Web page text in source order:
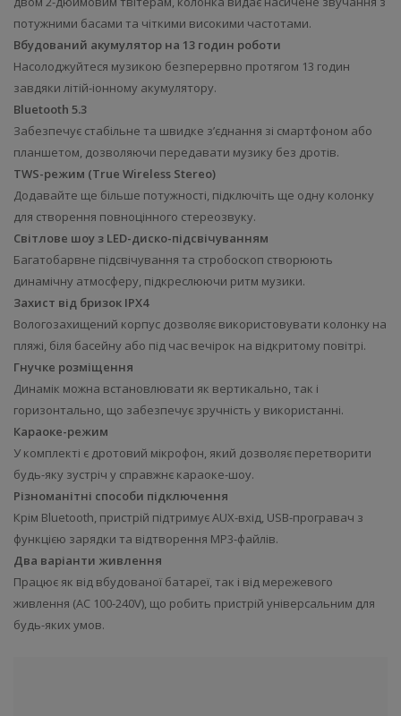
потужними басами та чіткими високими частотами.
Вбудований акумулятор на 13 годин роботи
Насолоджуйтеся музикою безперервно протягом 13 годин
завдяки літій-іонному акумулятору.
Bluetooth 5.3
Забезпечує стабільне та швидке з’єднання зі смартфоном або
планшетом, дозволяючи передавати музику без дротів.
TWS-режим (True Wireless Stereo)
Додавайте ще більше потужності, підключіть ще одну колонку
для створення повноцінного стереозвуку.
Світлове шоу з LED-диско-підсвічуванням
Багатобарвне підсвічування та стробоскоп створюють
динамічну атмосферу, підкреслюючи ритм музики.
Захист від бризок IPX4
Вологозахищений корпус дозволяє використовувати колонку на
пляжі, біля басейну або під час вечірок на відкритому повітрі.
Гнучке розміщення
Динамік можна встановлювати як вертикально, так і
горизонтально, що забезпечує зручність у використанні.
Караоке-режим
У комплекті є дротовий мікрофон, який дозволяє перетворити
будь-яку зустріч у справжнє караоке-шоу.
Різноманітні способи підключення
Крім Bluetooth, пристрій підтримує AUX-вхід, USB-програвач з
функцією зарядки та відтворення MP3-файлів.
Два варіанти живлення
Працює як від вбудованої батареї, так і від мережевого
живлення (AC 100-240V), що робить пристрій універсальним для
будь-яких умов.